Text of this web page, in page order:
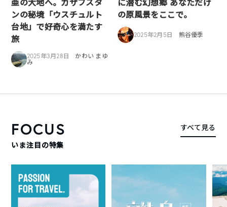
亜の大地へ。カザフスタ
ンの秘境「ウスチュルト
台地」で好奇心を満たす
旅
2025年3月28日
かわい まゆ
み
に潜む幻想郷 あなただけ
の原風景をここで。
2025年2月5日 熊谷優季
FOCUS
いま注目の特集
すべて見る